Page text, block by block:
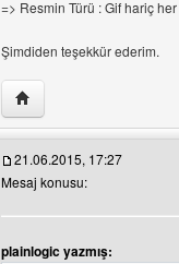
=> Resmin Türü : Gif hariç
Şimdiden teşekkür ederim.
Yazarın web sitesini
21.06.2015, 17:27
Mesaj konusu:
plainlogic yazmış: